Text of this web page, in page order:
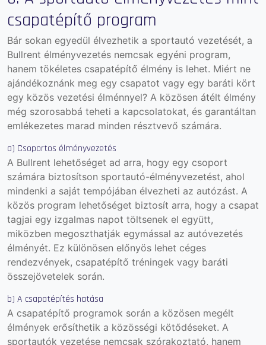
csapatépítő program
Bár sokan egyedül élvezhetik a sportautó vezetését, a
Bullrent élményvezetés nemcsak egyéni program,
hanem tökéletes csapatépítő élmény is lehet. Miért ne
ajándékoznánk meg egy csapatot vagy egy baráti kört
egy közös vezetési élménnyel? A közösen átélt élmény
még szorosabbá teheti a kapcsolatokat, és garantáltan
emlékezetes marad minden résztvevő számára.
a) Csoportos élményvezetés
A Bullrent lehetőséget ad arra, hogy egy csoport
számára biztosítson sportautó-élményvezetést, ahol
mindenki a saját tempójában élvezheti az autózást. A
közös program lehetőséget biztosít arra, hogy a csapat
tagjai egy izgalmas napot töltsenek el együtt,
miközben megoszthatják egymással az autóvezetés
élményét. Ez különösen előnyös lehet céges
rendezvények, csapatépítő tréningek vagy baráti
összejövetelek során.
b) A csapatépítés hatása
A csapatépítő programok során a közösen megélt
élmények erősíthetik a közösségi kötődéseket. A
sportautók vezetése nemcsak szórakoztató, hanem